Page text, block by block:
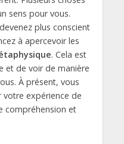
sens pour vous.
plus conscient
à apercevoir les
. Cela est
et de voir de manière
À présent, vous
expérience de
compréhension et